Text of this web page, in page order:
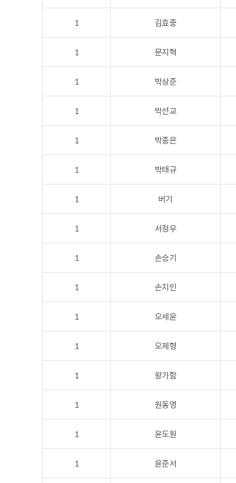
1 김효중
1 문지혁
1 박상준
1 박선교
1 박종은
1 박태규
1 버기
1 서정우
1 손승기
1 손지민
1 오세윤
1 오제형
1 왕가함
1 원동영
1 윤도원
1 윤준서